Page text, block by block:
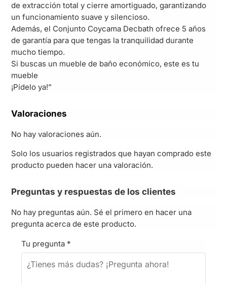
de extracción total y cierre amortiguado, garantizando
un funcionamiento suave y silencioso.
Además, el Conjunto Coycama Decbath ofrece 5 años
de garantía para que tengas la tranquilidad durante
mucho tiempo.
Si buscas un mueble de baño económico, este es tu
mueble
¡Pídelo ya!”
Valoraciones
No hay valoraciones aún.
Solo los usuarios registrados que hayan comprado este
producto pueden hacer una valoración.
Preguntas y respuestas de los clientes
No hay preguntas aún. Sé el primero en hacer una
pregunta acerca de este producto.
Tu pregunta *